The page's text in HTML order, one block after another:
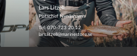
Lars Litzell
Platschef Nynäshamn
Tel: 070-723 20 12
lars.litzell@marinestore.se